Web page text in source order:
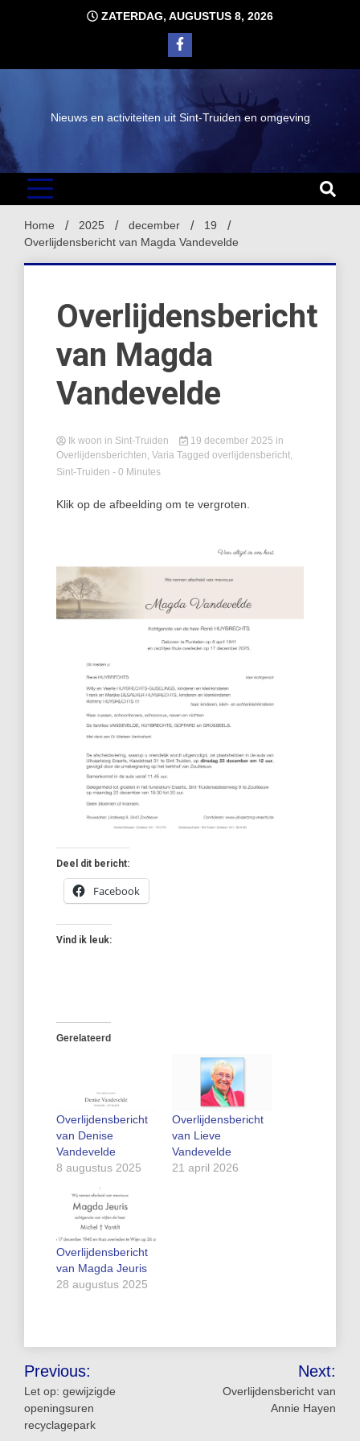
ZATERDAG, AUGUSTUS 8, 2026
Nieuws en activiteiten uit Sint-Truiden en omgeving
Home 2025 december
19
Overlijdensbericht van Magda Vandevelde
Overlijdensbericht
van Magda
Vandevelde
Ik woon in Sint-Truiden 19 december 2025 in
Overlijdensberichten, Varia Tagged overlijdensbericht,
Sint-Truiden - 0 Minutes
Klik op de afbeelding om te vergroten.
Deel dit bericht:
Facebook
Vind ik leuk:
Gerelateerd
Overlijdensbericht
van Denise
Vandevelde
8 augustus 2025
Overlijdensbericht
van Lieve
Vandevelde
21 april 2026
Overlijdensbericht
van Magda Jeuris
28 augustus 2025
Bericht
navigatie
Previous:
Let op: gewijzigde
openingsuren
recyclagepark
Next:
Overlijdensbericht van
Annie Hayen